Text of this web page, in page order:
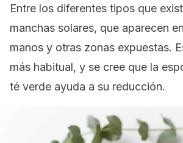
Entre los diferentes tipos que
manchas solares, que aparecen
manos y otras zonas expuestas.
más habitual, y se cree que la
té verde ayuda a su reducción.